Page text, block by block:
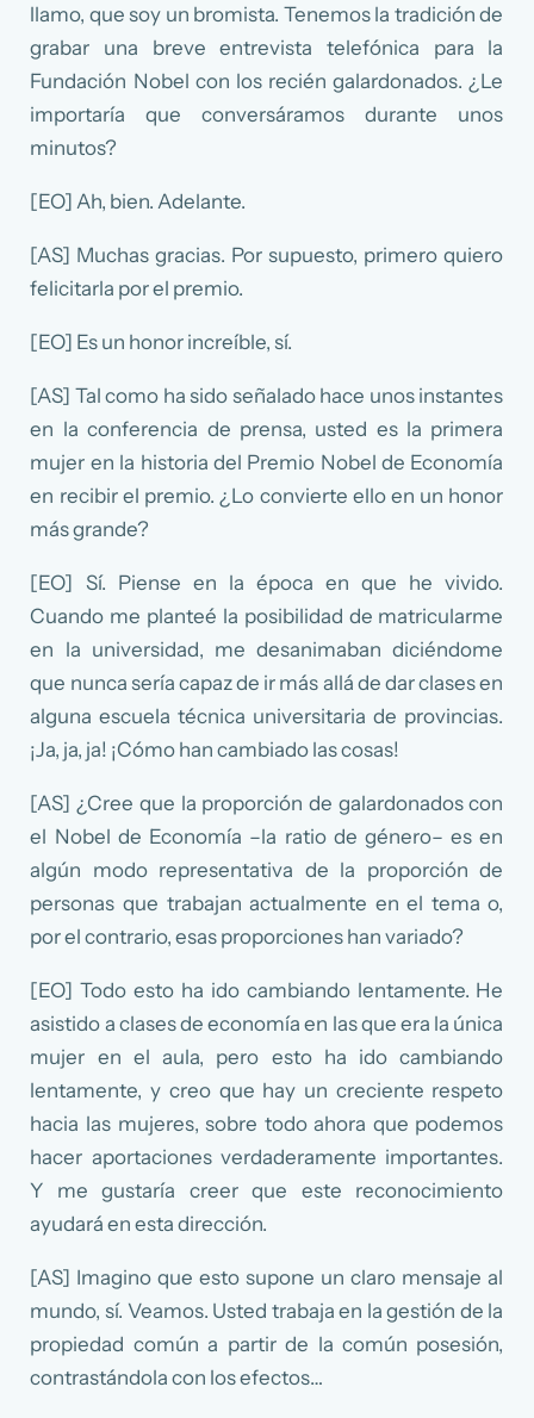
llamo, que soy un bromista. Tenemos la tradición de
grabar una breve entrevista telefónica para la
Fundación Nobel con los recién galardonados. ¿Le
importaría que conversáramos durante unos
minutos?
[EO] Ah, bien. Adelante.
[AS] Muchas gracias. Por supuesto, primero quiero
felicitarla por el premio.
[EO] Es un honor increíble, sí.
[AS] Tal como ha sido señalado hace unos instantes
en la conferencia de prensa, usted es la primera
mujer en la historia del Premio Nobel de Economía
en recibir el premio. ¿Lo convierte ello en un honor
más grande?
[EO] Sí. Piense en la época en que he vivido.
Cuando me planteé la posibilidad de matricularme
en la universidad, me desanimaban diciéndome
que nunca sería capaz de ir más allá de dar clases en
alguna escuela técnica universitaria de provincias.
¡Ja, ja, ja! ¡Cómo han cambiado las cosas!
[AS] ¿Cree que la proporción de galardonados con
el Nobel de Economía –la ratio de género– es en
algún modo representativa de la proporción de
personas que trabajan actualmente en el tema o,
por el contrario, esas proporciones han variado?
[EO] Todo esto ha ido cambiando lentamente. He
asistido a clases de economía en las que era la única
mujer en el aula, pero esto ha ido cambiando
lentamente, y creo que hay un creciente respeto
hacia las mujeres, sobre todo ahora que podemos
hacer aportaciones verdaderamente importantes.
Y me gustaría creer que este reconocimiento
ayudará en esta dirección.
[AS] Imagino que esto supone un claro mensaje al
mundo, sí. Veamos. Usted trabaja en la gestión de la
propiedad común a partir de la común posesión,
contrastándola con los efectos…